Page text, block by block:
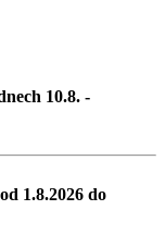
10.8. -
1.8.2026 do